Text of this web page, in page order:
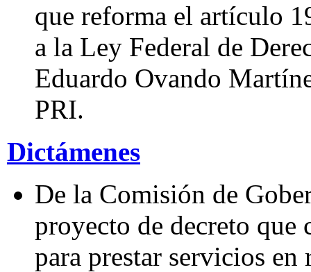
que reforma el artículo
a la Ley Federal de
Eduardo Ovando
PRI.
Dictámenes
De la Comisión de
proyecto de decreto que
para prestar servicios en